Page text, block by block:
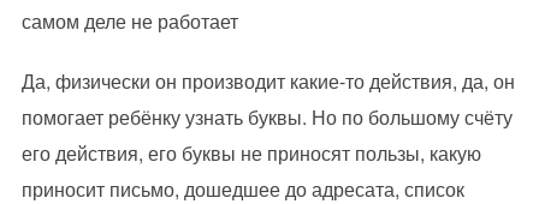
самом деле не работает
Да, физически он производит какие-то действия, да, он
помогает ребёнку узнать буквы. Но по большому счёту
его действия, его буквы не приносят пользы, какую
приносит письмо, дошедшее до адресата, список